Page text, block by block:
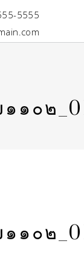
5555
๑๐๒
๑๐๒